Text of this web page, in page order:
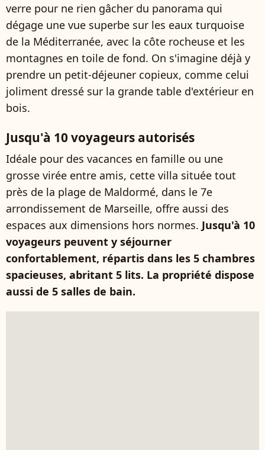
verre pour ne rien gâcher du panorama qui
dégage une vue superbe sur les eaux turquoise
de la Méditerranée, avec la côte rocheuse et les
montagnes en toile de fond. On s'imagine déjà y
prendre un petit-déjeuner copieux, comme celui
joliment dressé sur la grande table d'extérieur en
bois.
Jusqu'à 10 voyageurs autorisés
Idéale pour des vacances en famille ou une
grosse virée entre amis, cette villa située tout
près de la plage de Maldormé, dans le 7e
arrondissement de Marseille, offre aussi des
espaces aux dimensions hors normes. Jusqu'à 10
voyageurs peuvent y séjourner
confortablement, répartis dans les 5 chambres
spacieuses, abritant 5 lits. La propriété dispose
aussi de 5 salles de bain.